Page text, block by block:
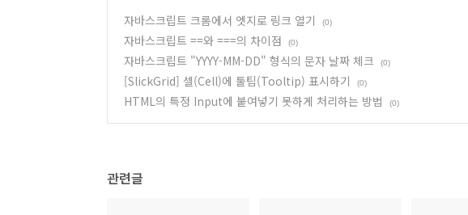
자바스크립트 크롬에서 엣지로 링크 열기
(0)
자바스크립트 ==와 ===의 차이점 (0)
자바스크립트 "YYYY-MM-DD" 형식의 문자 날짜 체크 (0)
[SlickGrid] 셀(Cell)에 툴팁(Tooltip) 표시하기 (0)
HTML의 특정 Input에 붙여넣기 못하게 처리하는 방법 (0)
관련글